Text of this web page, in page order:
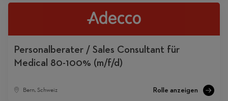
Personalberater / Sales Consultant für
Medical 80-100% (m/f/d)
Bern, Schweiz